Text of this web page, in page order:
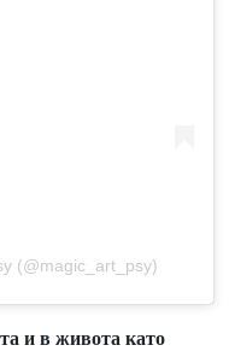
(@magic_art_psy)
и в живота като